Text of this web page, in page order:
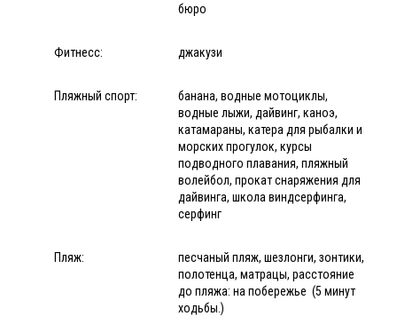
бюро
Фитнесс: джакузи
Пляжный спорт:
банана, водные мотоциклы,
водные лыжи, дайвинг, каноэ,
катамараны, катера для рыбалки и
морских прогулок, курсы
подводного плавания, пляжный
волейбол, прокат снаряжения для
дайвинга, школа виндсерфинга,
серфинг
Пляж:
песчаный пляж, шезлонги, зонтики,
полотенца, матрацы, расстояние
до пляжа: на побережье (5 минут
ходьбы.)